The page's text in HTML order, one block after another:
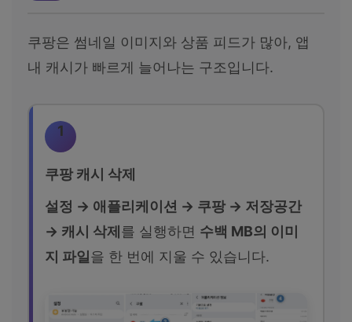
쿠팡은 썸네일 이미지와 상품 피드가 많아, 앱
내 캐시가 빠르게 늘어나는 구조입니다.
1
쿠팡 캐시 삭제
설정 → 애플리케이션 → 쿠팡 → 저장공간
→ 캐시 삭제를 실행하면 수백 MB의 이미
지 파일을 한 번에 지울 수 있습니다.